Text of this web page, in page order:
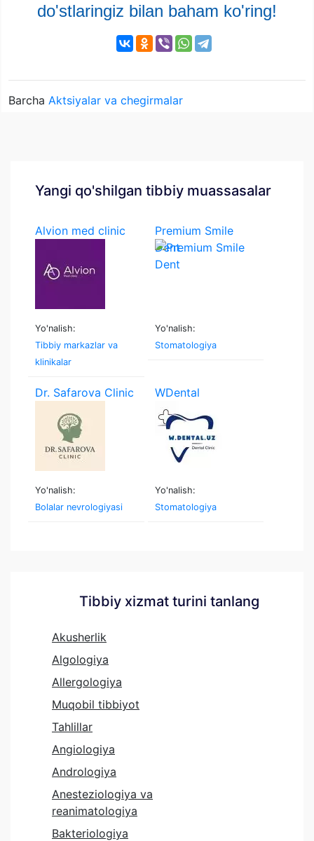
do'stlaringiz bilan baham ko'ring!
Barcha Aktsiyalar va chegirmalar
Yangi qo'shilgan tibbiy muassasalar
Alvion med clinic
Yo'nalish:
Tibbiy markazlar va
klinikalar
Premium Smile
Dent
Yo'nalish:
Stomatologiya
Dr. Safarova Clinic
Yo'nalish:
Bolalar nevrologiyasi
WDental
Yo'nalish:
Stomatologiya
Tibbiy xizmat turini tanlang
Akusherlik
Algologiya
Allergologiya
Muqobil tibbiyot
Tahlillar
Angiologiya
Andrologiya
Anesteziologiya va
reanimatologiya
Bakteriologiya